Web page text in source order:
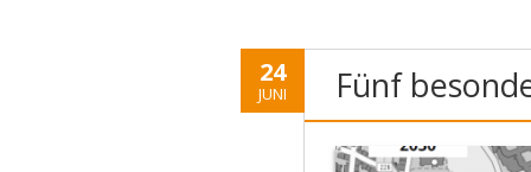
24
JUNI Fünf